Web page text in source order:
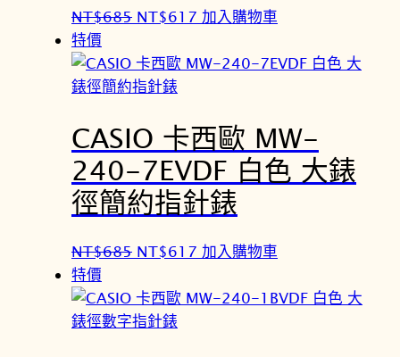
NT$685 原
價
格
N
T
$
6
5
NT$617 目
價
N
T
$
6
7
加入購物車
特價
CASIO 卡西歐 MW-
240-7EVDF 白色 大錶
徑簡約指針錶
NT$685 原
價
格
NT$617 目
價
加入購物車
特價